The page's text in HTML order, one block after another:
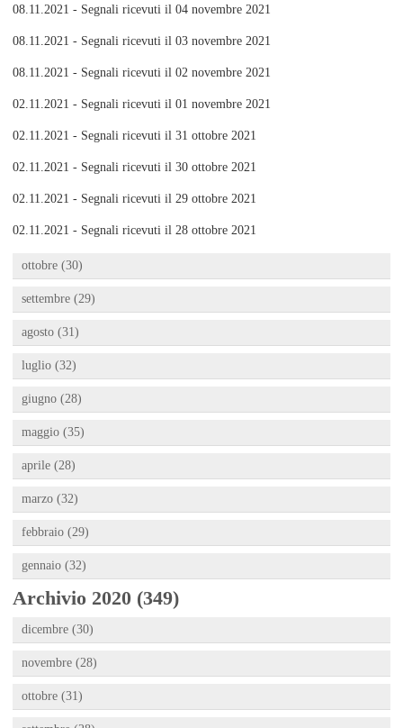
08.11.2021 - Segnali ricevuti il 04 novembre 2021
08.11.2021 - Segnali ricevuti il 03 novembre 2021
08.11.2021 - Segnali ricevuti il 02 novembre 2021
02.11.2021 - Segnali ricevuti il 01 novembre 2021
02.11.2021 - Segnali ricevuti il 31 ottobre 2021
02.11.2021 - Segnali ricevuti il 30 ottobre 2021
02.11.2021 - Segnali ricevuti il 29 ottobre 2021
02.11.2021 - Segnali ricevuti il 28 ottobre 2021
ottobre (30)
settembre (29)
agosto (31)
luglio (32)
giugno (28)
maggio (35)
aprile (28)
marzo (32)
febbraio (29)
gennaio (32)
Archivio 2020 (349)
dicembre (30)
novembre (28)
ottobre (31)